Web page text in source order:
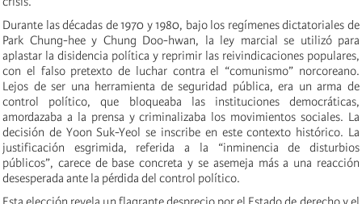
Durante las décadas de 1970 y 1980, bajo los regímenes dictatoriales de
Park Chung-hee y Chung Doo-hwan, la ley marcial se utilizó para
aplastar la disidencia política y reprimir las reivindicaciones populares,
con el falso pretexto de luchar contra el “comunismo” norcoreano.
Lejos de ser una herramienta de seguridad pública, era un arma de
control político, que bloqueaba las instituciones democráticas,
amordazaba a la prensa y criminalizaba los movimientos sociales. La
decisión de Yoon Suk-Yeol se inscribe en este contexto histórico. La
justificación esgrimida, referida a la “inminencia de disturbios
públicos”, carece de base concreta y se asemeja más a una reacción
desesperada ante la pérdida del control político.